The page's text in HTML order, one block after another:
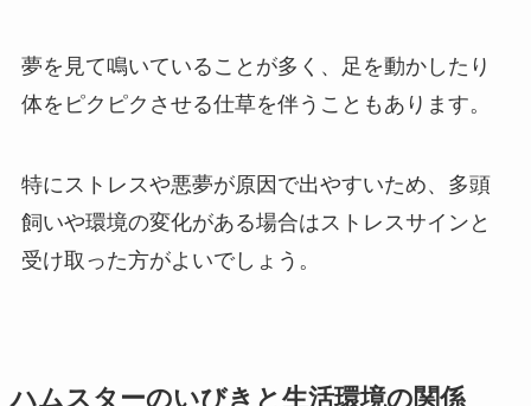
夢を見て鳴いていることが多く、足を動かしたり
体をピクピクさせる仕草を伴うこともあります。
特にストレスや悪夢が原因で出やすいため、多頭
飼いや環境の変化がある場合はストレスサインと
受け取った方がよいでしょう。
ハムスターのいびきと生活環境の関係